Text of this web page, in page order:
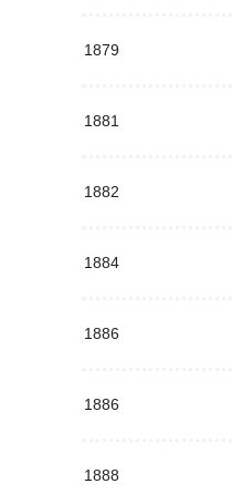
1879
1881
1882
1884
1886
1886
1888